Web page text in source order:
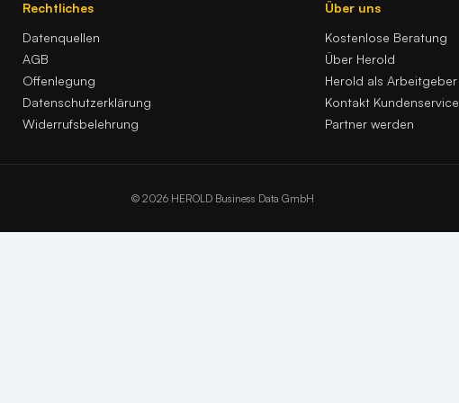
Rechtliches
Datenquellen
AGB
Offenlegung
Datenschutzerklärung
Widerrufsbelehrung
Über uns
Kostenlose Beratung
Über Herold
Herold als Arbeitgeber
Kontakt Kundenservice
Partner werden
© 2026 HEROLD Business Data GmbH